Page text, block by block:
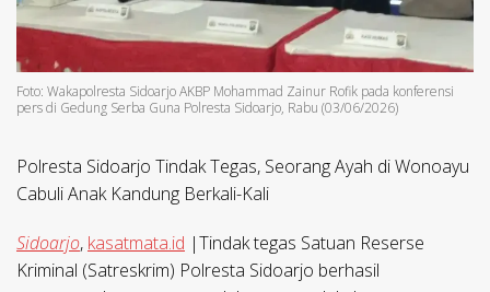
Foto: Wakapolresta Sidoarjo AKBP Mohammad Zainur Rofik pada konferensi
pers di Gedung Serba Guna Polresta Sidoarjo, Rabu (03/06/2026)
Polresta Sidoarjo Tindak Tegas, Seorang Ayah di Wonoayu
Cabuli Anak Kandung Berkali-Kali
Sidoarjo, kasatmata.id |Tindak tegas Satuan Reserse
Kriminal (Satreskrim) Polresta Sidoarjo berhasil